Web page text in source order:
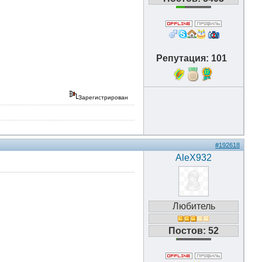
Репутация: 101
17
Зарегистрирован
#192618
AleX932
Любитель
Постов: 52